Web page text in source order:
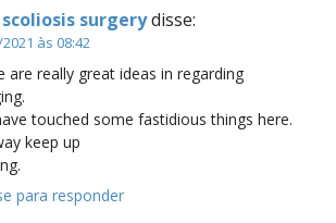
surgerydisse:
às 08:42
are really great ideas in regarding
touched some fastidious things here.
keep up
para responder